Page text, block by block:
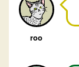
roo